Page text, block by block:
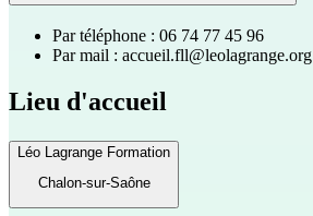
Par téléphone : 06 74 77 45 96
Par mail : accueil.fll@leolagrange.org
Lieu d'accueil
Léo Lagrange Formation
Chalon-sur-Saône